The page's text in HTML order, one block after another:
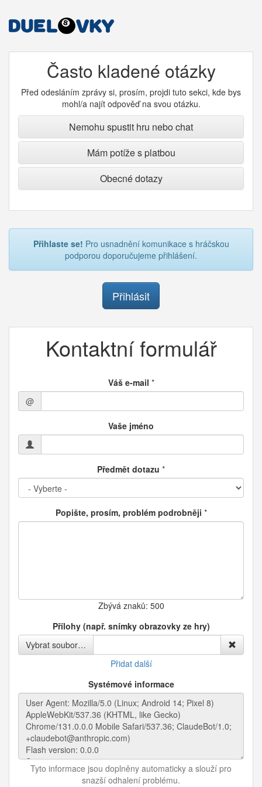
Často kladené otázky
Před odesláním zprávy si, prosím, projdi tuto sekci, kde bys
mohl/a najít odpověď na svou otázku.
Nemohu spustit hru nebo chat
Mám potíže s platbou
Obecné dotazy
Přihlaste se! Pro usnadnění komunikace s hráčskou
podporou doporučujeme přihlášení.
Přihlásit
Kontaktní formulář
Váš e-mail *
@
Vaše jméno
Předmět dotazu *
Popište, prosím, problém podrobněji *
Zbývá znaků: 500
Přílohy (např. snímky obrazovky ze hry)
Vybrat soubor…
Přidat další
Systémové informace
Tyto informace jsou doplněny automaticky a slouží pro
snazší odhalení problému.